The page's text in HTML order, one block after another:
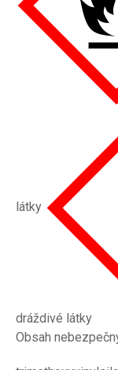
látky
dráždivé látky
Obsah